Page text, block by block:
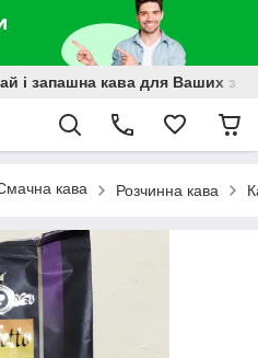
і запашна кава для Ваших
кава Розчинна кава